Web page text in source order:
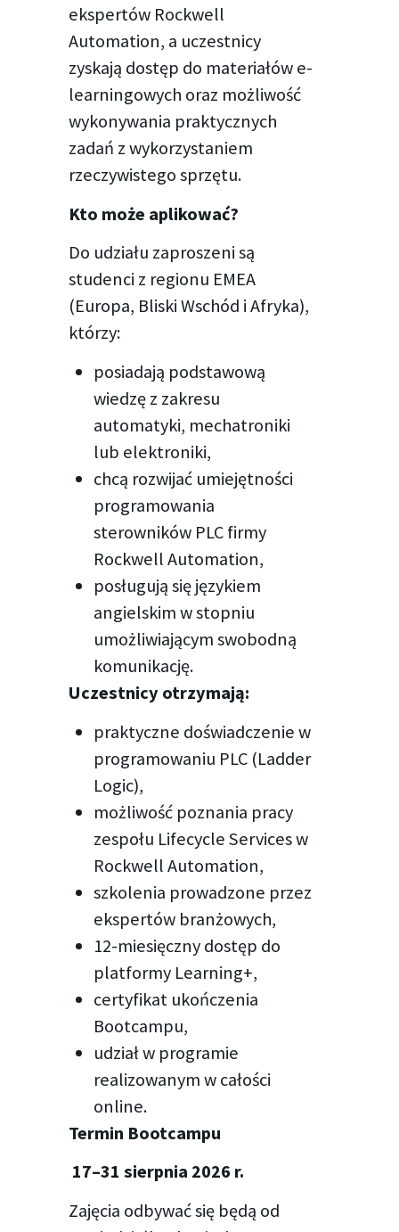
ekspertów Rockwell
Automation, a uczestnicy
zyskają dostęp do materiałów e-
learningowych oraz możliwość
wykonywania praktycznych
zadań z wykorzystaniem
rzeczywistego sprzętu.
Kto może aplikować?
Do udziału zaproszeni są
studenci z regionu EMEA
(Europa, Bliski Wschód i Afryka),
którzy:
posiadają podstawową
wiedzę z zakresu
automatyki, mechatroniki
lub elektroniki,
chcą rozwijać umiejętności
programowania
sterowników PLC firmy
Rockwell Automation,
posługują się językiem
angielskim w stopniu
umożliwiającym swobodną
komunikację.
Uczestnicy otrzymają:
praktyczne doświadczenie w
programowaniu PLC (Ladder
Logic),
możliwość poznania pracy
zespołu Lifecycle Services w
Rockwell Automation,
szkolenia prowadzone przez
ekspertów branżowych,
12-miesięczny dostęp do
platformy Learning+,
certyfikat ukończenia
Bootcampu,
udział w programie
realizowanym w całości
online.
Termin Bootcampu
17–31 sierpnia 2026 r.
Zajęcia odbywać się będą od